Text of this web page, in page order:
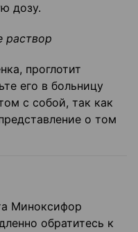
дозу.
раствор
проглотит
его в больницу
с собой, так как
о том
Миноксифор
обратитесь к